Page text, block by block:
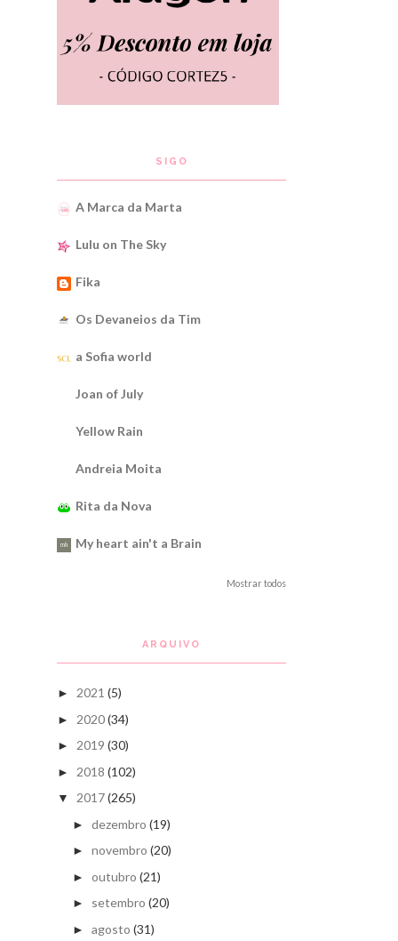
SIGO
A Marca da Marta
Lulu on The Sky
Fika
Os Devaneios da Tim
a Sofia world
Joan of July
Yellow Rain
Andreia Moita
Rita da Nova
My heart ain't a Brain
Mostrar todos
ARQUIVO
► 2021 (5)
► 2020(34)
► 2019 (30)
► 2018 (102)
▼ 2017(265)
► dezembro (19)
► novembro (20)
► outubro (21)
► setembro (20)
► agosto (31)